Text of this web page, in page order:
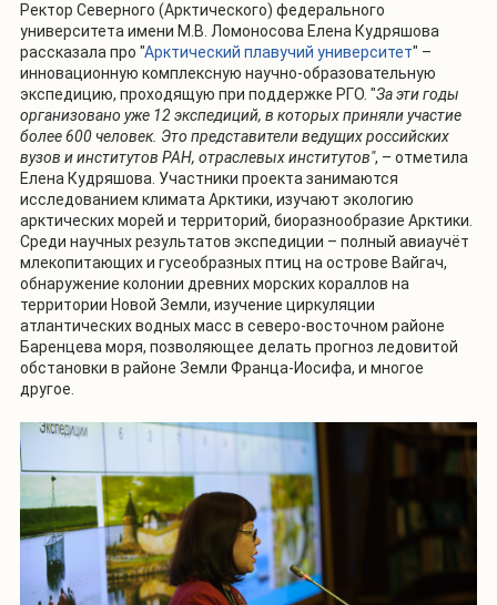
Ректор Северного (Арктического) федерального
университета имени М.В. Ломоносова Елена Кудряшова
рассказала про "Арктический плавучий университет" –
инновационную комплексную научно-образовательную
экспедицию, проходящую при поддержке РГО. "За эти годы
организовано уже 12 экспедиций, в которых приняли участие
более 600 человек. Это представители ведущих российских
вузов и институтов РАН, отраслевых институтов", – отметила
Елена Кудряшова. Участники проекта занимаются
исследованием климата Арктики, изучают экологию
арктических морей и территорий, биоразнообразие Арктики.
Среди научных результатов экспедиции – полный авиаучёт
млекопитающих и гусеобразных птиц на острове Вайгач,
обнаружение колонии древних морских кораллов на
территории Новой Земли, изучение циркуляции
атлантических водных масс в северо-восточном районе
Баренцева моря, позволяющее делать прогноз ледовитой
обстановки в районе Земли Франца-Иосифа, и многое
другое.